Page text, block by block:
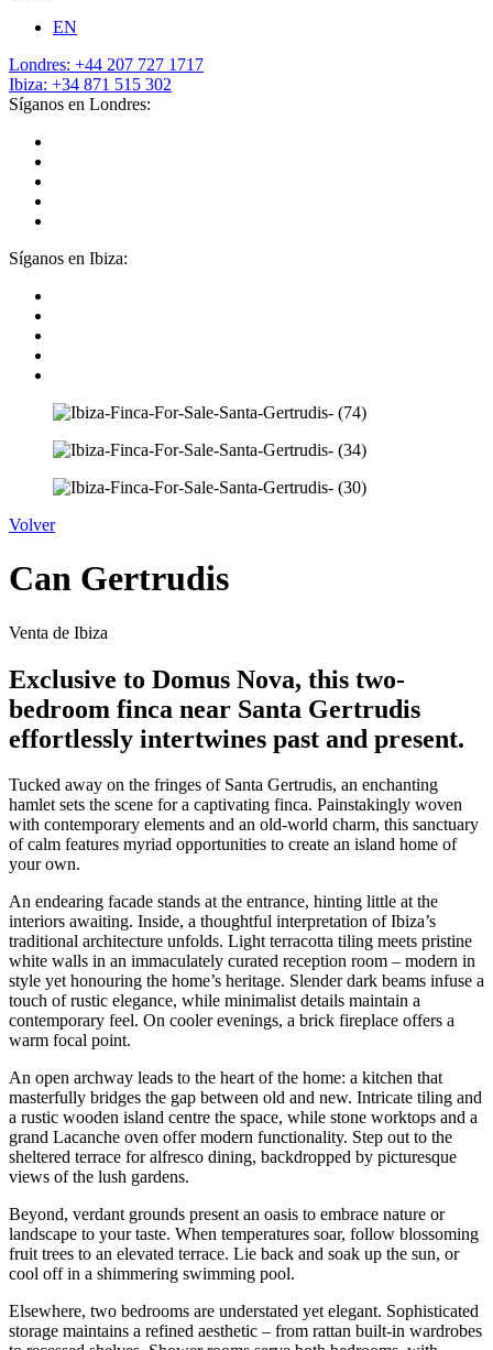
EN
Londres: +44 207 727 1717
Ibiza: +34 871 515 302
Síganos en Londres:
Síganos en Ibiza:
Volver
Can Gertrudis
Venta de Ibiza
Exclusive to Domus Nova, this two-
bedroom finca near Santa Gertrudis
effortlessly intertwines past and present.
Tucked away on the fringes of Santa Gertrudis, an enchanting
hamlet sets the scene for a captivating finca. Painstakingly woven
with contemporary elements and an old-world charm, this sanctuary
of calm features myriad opportunities to create an island home of
your own.
An endearing facade stands at the entrance, hinting little at the
interiors awaiting. Inside, a thoughtful interpretation of Ibiza’s
traditional architecture unfolds. Light terracotta tiling meets pristine
white walls in an immaculately curated reception room – modern in
style yet honouring the home’s heritage. Slender dark beams infuse a
touch of rustic elegance, while minimalist details maintain a
contemporary feel. On cooler evenings, a brick fireplace offers a
warm focal point.
An open archway leads to the heart of the home: a kitchen that
masterfully bridges the gap between old and new. Intricate tiling and
a rustic wooden island centre the space, while stone worktops and a
grand Lacanche oven offer modern functionality. Step out to the
sheltered terrace for alfresco dining, backdropped by picturesque
views of the lush gardens.
Beyond, verdant grounds present an oasis to embrace nature or
landscape to your taste. When temperatures soar, follow blossoming
fruit trees to an elevated terrace. Lie back and soak up the sun, or
cool off in a shimmering swimming pool.
Elsewhere, two bedrooms are understated yet elegant. Sophisticated
storage maintains a refined aesthetic – from rattan built-in wardrobes